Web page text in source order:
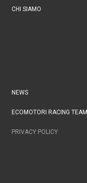
CHI SIAMO
NEWS
ECOMOTORI RACING TEAM
PRIVACY POLICY